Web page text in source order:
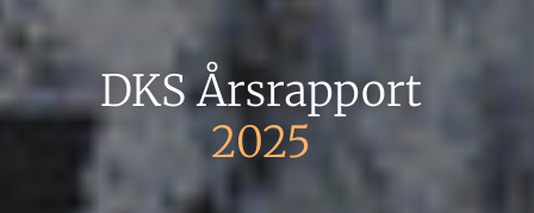
DKS Årsrapport
2025